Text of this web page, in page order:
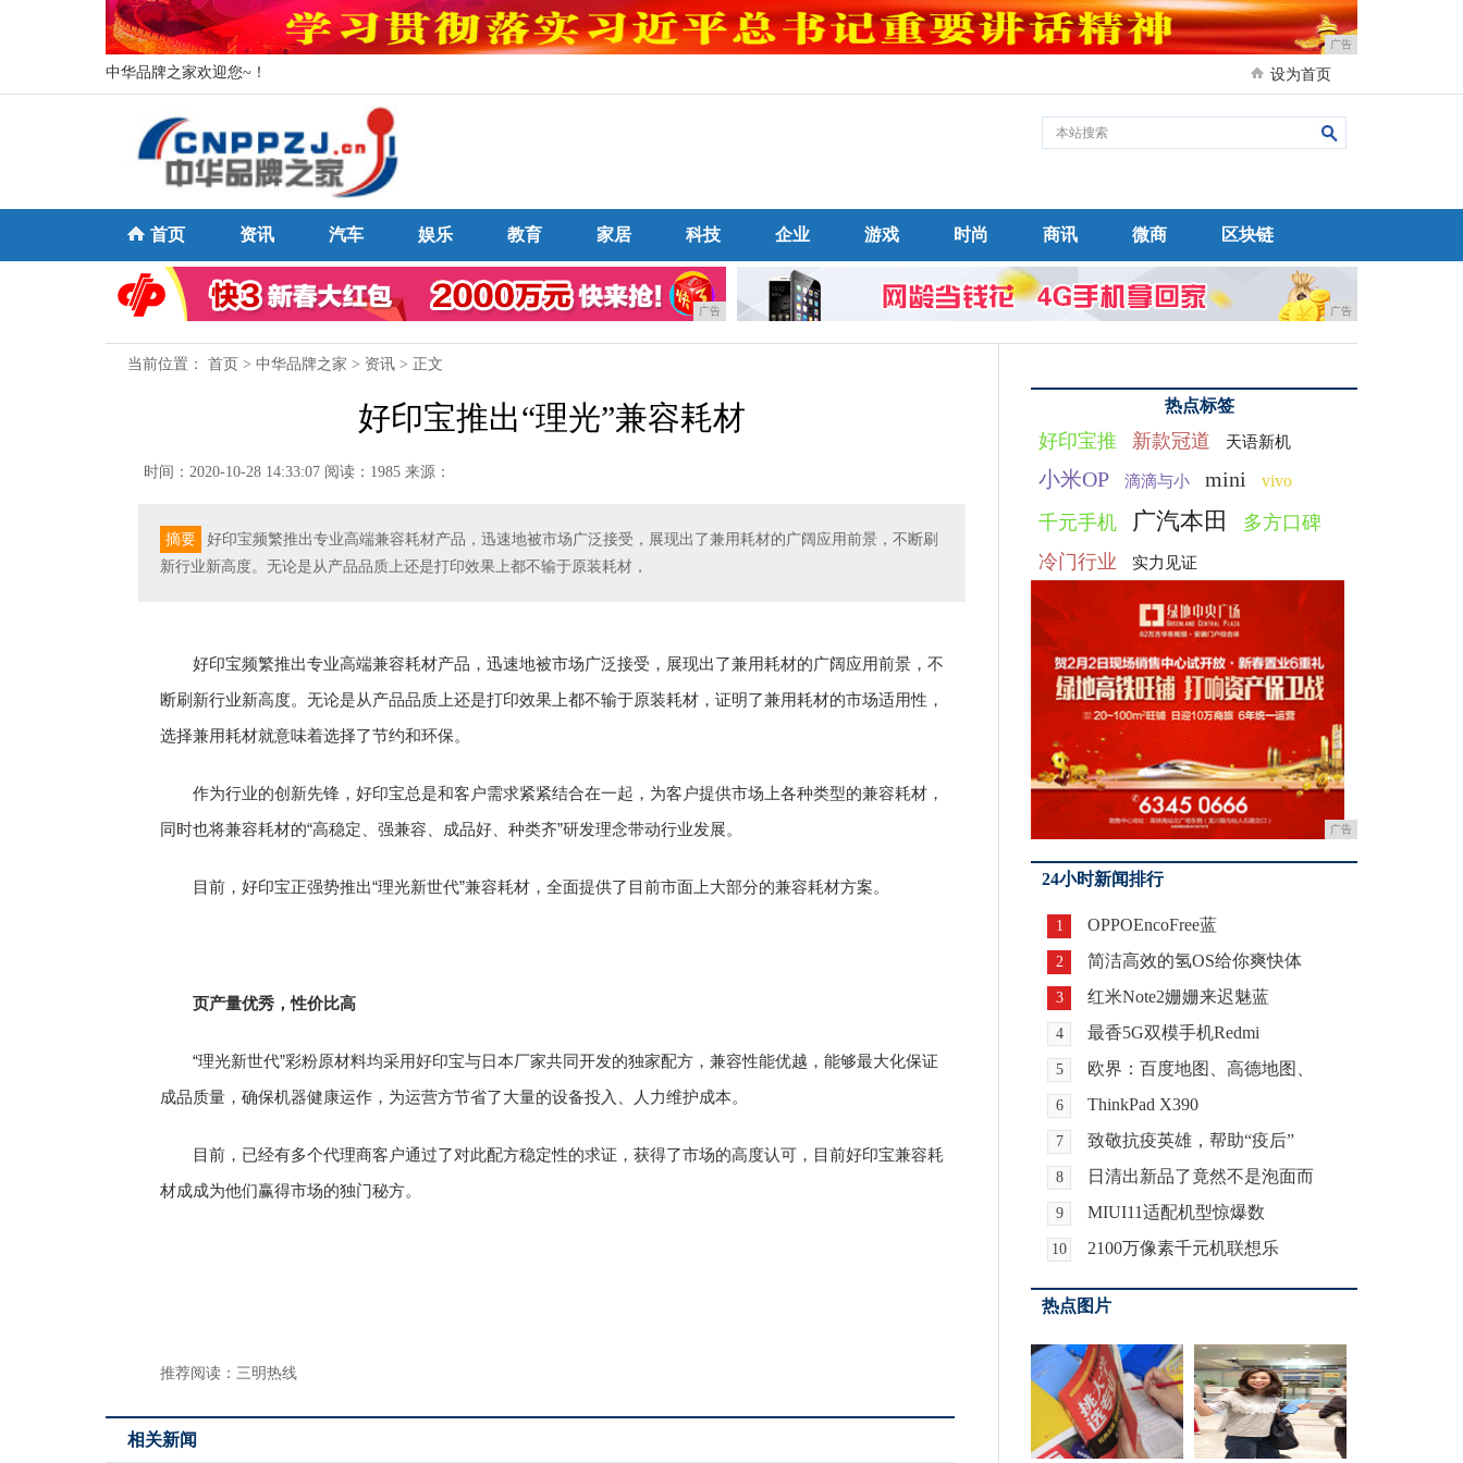
广告
中华品牌之家欢迎您~！ 设为首页
首页 资讯 汽车 娱乐 教育 家居 科技 企业 游戏 时尚 商讯 微商 区块链
广告 广告
当前位置： 首页 > 中华品牌之家 > 资讯 > 正文
好印宝推出“理光”兼容耗材
时间：2020-10-28 14:33:07 阅读：1985 来源：
摘要
好印宝频繁推出专业高端兼容耗材产品，迅速地被市场广泛接受，展现出了兼用耗材的广阔应用前景，不断刷
新行业新高度。无论是从产品品质上还是打印效果上都不输于原装耗材，
好印宝频繁推出专业高端兼容耗材产品，迅速地被市场广泛接受，展现出了兼用耗材的广阔应用前景，不
断刷新行业新高度。无论是从产品品质上还是打印效果上都不输于原装耗材，证明了兼用耗材的市场适用性，
选择兼用耗材就意味着选择了节约和环保。
作为行业的创新先锋，好印宝总是和客户需求紧紧结合在一起，为客户提供市场上各种类型的兼容耗材，
同时也将兼容耗材的“高稳定、强兼容、成品好、种类齐”研发理念带动行业发展。
目前，好印宝正强势推出“理光新世代”兼容耗材，全面提供了目前市面上大部分的兼容耗材方案。
页产量优秀，性价比高
“理光新世代”彩粉原材料均采用好印宝与日本厂家共同开发的独家配方，兼容性能优越，能够最大化保证
成品质量，确保机器健康运作，为运营方节省了大量的设备投入、人力维护成本。
目前，已经有多个代理商客户通过了对此配方稳定性的求证，获得了市场的高度认可，目前好印宝兼容耗
材成成为他们赢得市场的独门秘方。
推荐阅读： 三明热线
相关新闻
热点标签
好印宝推 新款冠道 天语新机
小米OP 滴滴与小 mini vivo
千元手机 广汽本田
多方口碑
冷门行业
实力见证
广告
24小时新闻排行
1 OPPOEncoFree蓝
2 简洁高效的氢OS给你爽快体
3 红米Note2姗姗来迟魅蓝
4 最香5G双模手机Redmi
5 欧界：百度地图、高德地图、
6 ThinkPad X390
7 致敬抗疫英雄，帮助“疫后”
8 日清出新品了竟然不是泡面而
9 MIUI11适配机型惊爆数
10 2100万像素千元机联想乐
热点图片